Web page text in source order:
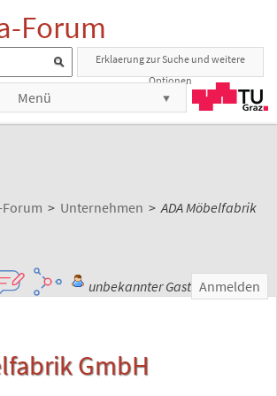
Forum
Erklaerung zur Suche und weitere
Optionen
Menü
> Unternehmen > ADA Möbelfabrik
unbekannter Gast Anmelden
GmbH